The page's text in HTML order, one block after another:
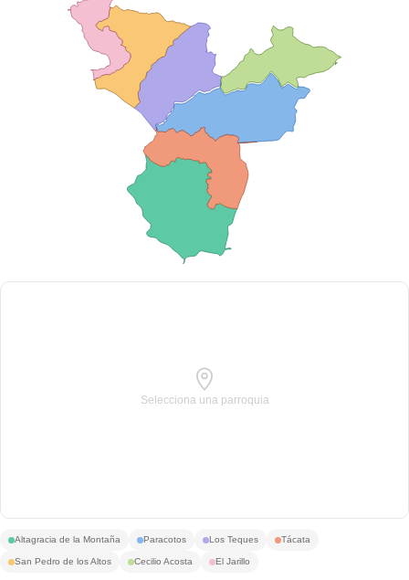
Selecciona una parroquia
Altagracia de la Montaña Paracotos Los Teques Tácata
San Pedro de los Altos Cecilio Acosta El Jarillo